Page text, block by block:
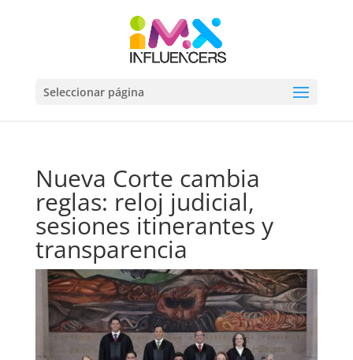
Seleccionar página
Nueva Corte cambia
reglas: reloj judicial,
sesiones itinerantes y
transparencia